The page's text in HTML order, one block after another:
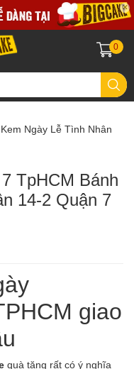
0
Ngày Lễ Tình Nhân
TpHCM Bánh
14-2 Quận 7
giao
quà tăng rất có ý nghĩa